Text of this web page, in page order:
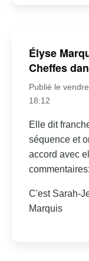
Élyse
Cheffes
Publié le
18:12
Elle dit
séquence et
accord avec
commentaires:
C'est Sarah-
Marquis